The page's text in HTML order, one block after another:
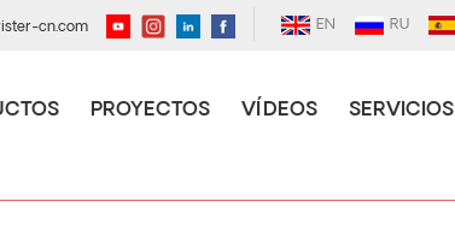
EN RU
cn.com
PROYECTOS VÍDEOS SERVICIOS